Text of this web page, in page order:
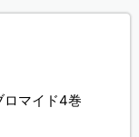
ロマイド4巻